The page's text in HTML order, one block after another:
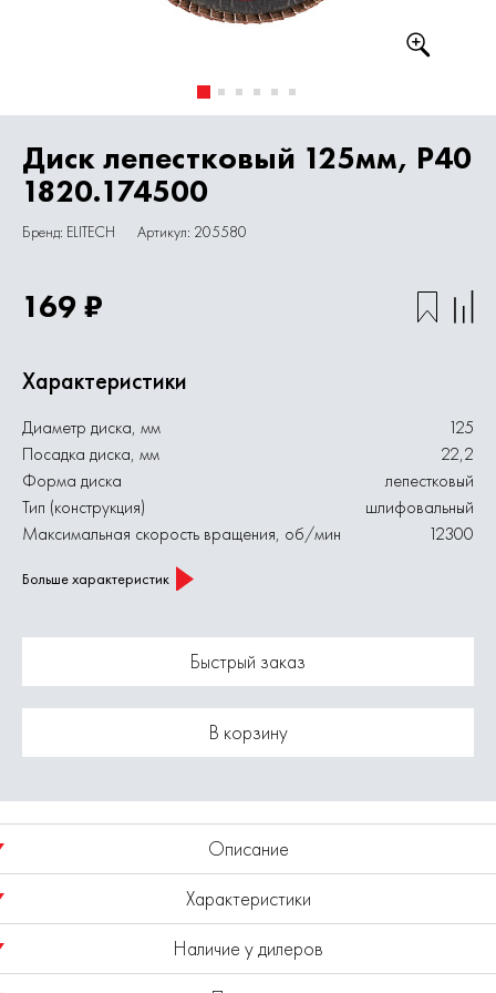
Диск лепестковый 125мм, P40
1820.174500
Бренд: ELITECH Артикул: 205580
169 ₽
Характеристики
Диаметр диска, мм
125
Посадка диска, мм
22,2
Форма диска
лепестковый
Тип (конструкция)
шлифовальный
Максимальная скорость вращения, об/мин
12300
Больше характеристик
Быстрый заказ
В корзину
Описание
Лепестковый диск предназначен для шлифования поверхности
изделий из металла, дерева и пластика, снятия с них краски,
лаков, ржавчины, окалины и заусенцев с помощью
Характеристики
Диаметр диска, мм
125
Наличие у дилеров